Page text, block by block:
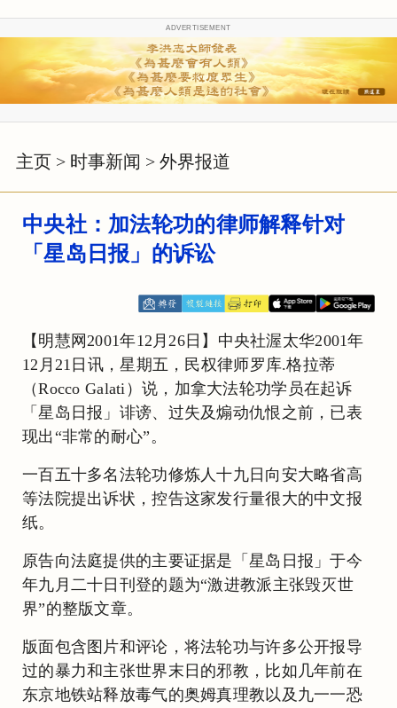
ADVERTISEMENT
主页 > 时事新闻 > 外界报道
中央社：加法轮功的律师解释针对
「星岛日报」的诉讼
【明慧网2001年12月26日】中央社渥太华2001年
12月21日讯，星期五，民权律师罗库.格拉蒂
（Rocco Galati）说，加拿大法轮功学员在起诉
「星岛日报」诽谤、过失及煽动仇恨之前，已表
现出“非常的耐心”。
一百五十多名法轮功修炼人十九日向安大略省高
等法院提出诉状，控告这家发行量很大的中文报
纸。
原告向法庭提供的主要证据是「星岛日报」于今
年九月二十日刊登的题为“激进教派主张毁灭世
界”的整版文章。
版面包含图片和评论，将法轮功与许多公开报导
过的暴力和主张世界末日的邪教，比如几年前在
东京地铁站释放毒气的奥姆真理教以及九一一恐